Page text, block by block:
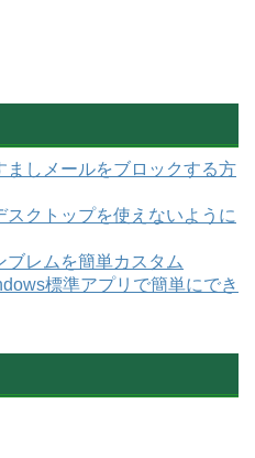
しメールをブロックする方
クトップを使えないように
レムを簡単カスタム
標準アプリで簡単にでき